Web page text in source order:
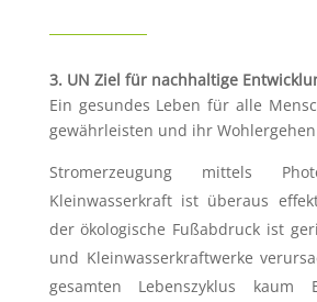
3. UN Ziel für nachhaltige
Ein gesundes Leben für alle
gewährleisten und ihr
Stromerzeugung mittels
Kleinwasserkraft ist überaus
der ökologische Fußabdruck ist
und Kleinwasserkraftwerke
gesamten Lebenszyklus kaum